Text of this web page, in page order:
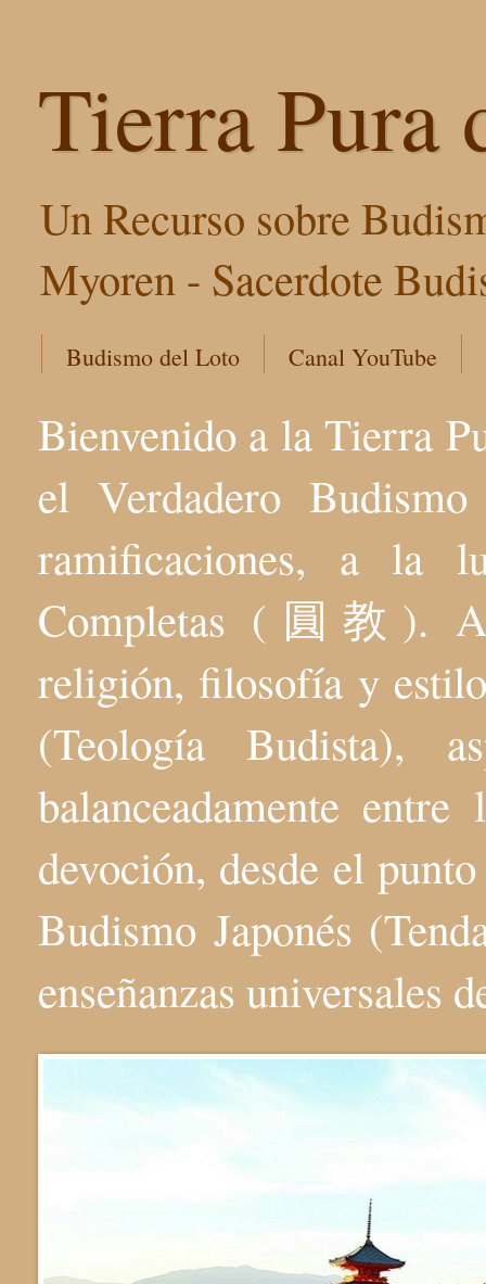
Tierra Pura
Un Recurso sobre
Myoren - Sacerdote
Budismo del Loto Canal YouTube
Bienvenido a la Tierra
el Verdadero
ramificaciones, a la
Completas (圓教).
religión, filosofía y
(Teología Budista),
balanceadamente
devoción, desde el
Budismo Japonés
enseñanzas universales